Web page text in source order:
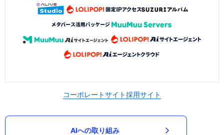
コーポレートサイト採用サイト
AIへの取り組み